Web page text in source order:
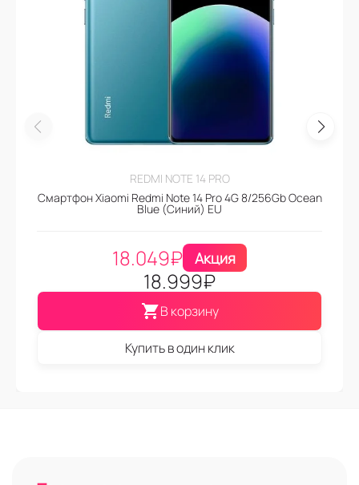
REDMI NOTE 14 PRO
Смартфон Xiaomi Redmi Note 14 Pro 4G 8/256Gb Ocean
Blue (Синий) EU
18.049₽ Акция
18.999₽
В корзину
Купить в один клик